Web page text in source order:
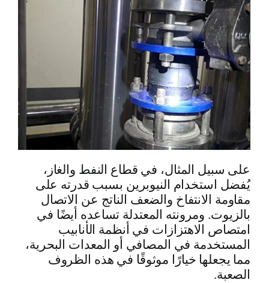
على سبيل المثال، في قطاع النفط والغاز،
يُفضل استخدام النيوبرين بسبب قدرته على
مقاومة الانتفاخ والضعف الناتج عن الاتصال
بالزيوت. ومرونته المعتدلة تساعده أيضًا في
امتصاص الاهتزازات في أنظمة الأنابيب
المستخدمة في المصافي أو المعدات البحرية،
مما يجعلها خيارًا موثوقًا في هذه الظروف
الصعبة.